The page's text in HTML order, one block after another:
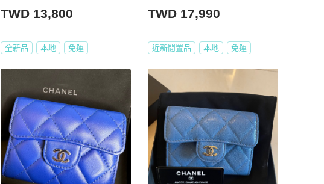
TWD 13,800
全新品 本地 免運
TWD 17,990
近新閒置品 本地 免運